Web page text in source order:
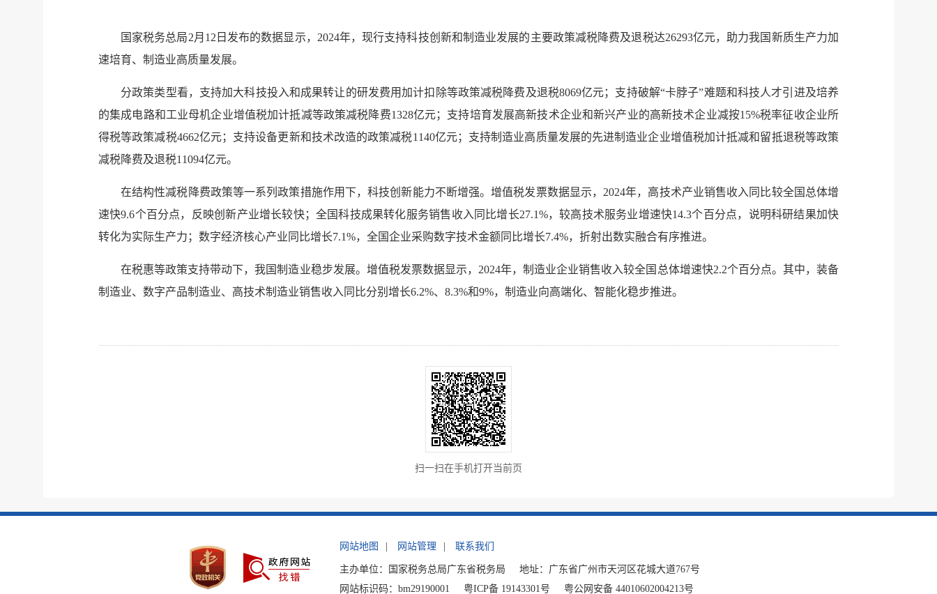
国家税务总局2月12日发布的数据显示，2024年，现行支持科技创新和制造业发展的主要政策减税降费及退税达26293亿元，助力我国新质生产力加
速培育、制造业高质量发展。
分政策类型看，支持加大科技投入和成果转让的研发费用加计扣除等政策减税降费及退税8069亿元；支持破解“卡脖子”难题和科技人才引进及培养
的集成电路和工业母机企业增值税加计抵减等政策减税降费1328亿元；支持培育发展高新技术企业和新兴产业的高新技术企业减按15%税率征收企业所
得税等政策减税4662亿元；支持设备更新和技术改造的政策减税1140亿元；支持制造业高质量发展的先进制造业企业增值税加计抵减和留抵退税等政策
减税降费及退税11094亿元。
在结构性减税降费政策等一系列政策措施作用下，科技创新能力不断增强。增值税发票数据显示，2024年，高技术产业销售收入同比较全国总体增
速快9.6个百分点，反映创新产业增长较快；全国科技成果转化服务销售收入同比增长27.1%，较高技术服务业增速快14.3个百分点，说明科研结果加快
转化为实际生产力；数字经济核心产业同比增长7.1%，全国企业采购数字技术金额同比增长7.4%，折射出数实融合有序推进。
在税惠等政策支持带动下，我国制造业稳步发展。增值税发票数据显示，2024年，制造业企业销售收入较全国总体增速快2.2个百分点。其中，装备
制造业、数字产品制造业、高技术制造业销售收入同比分别增长6.2%、8.3%和9%，制造业向高端化、智能化稳步推进。
扫一扫在手机打开当前页
网站地图 网站管理 联系我们
主办单位：国家税务总局广东省税务局
地址：广东省广州市天河区花城大道767号
网站标识码：bm29190001
粤ICP备 19143301号 粤公网安备 44010602004213号